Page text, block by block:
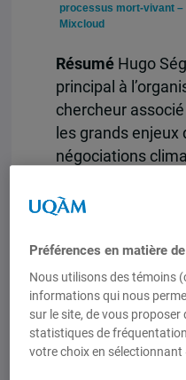
processus mort-vivant –
Mixcloud
RésuméHugo
principal à
chercheur
les grands enjeux
négociations
Conférence de
l’origine des
proposera une
entre deux
complémentaires.
processus
Préférences en matière
Nous utilisons des témoins
informations qui nous
sur le site, de vous proposer
statistiques de
votre choix en sélectionnant